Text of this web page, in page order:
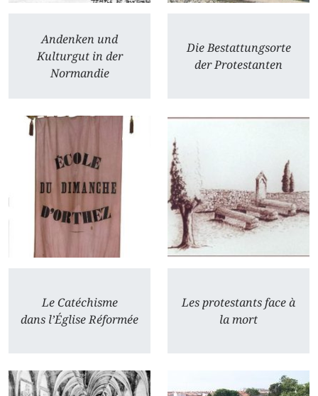
Andenken und
Kulturgut in der
Normandie
Die Bestattungsorte
der Protestanten
Le Catéchisme
dans l’Église Réformée
Les protestants face à
la mort